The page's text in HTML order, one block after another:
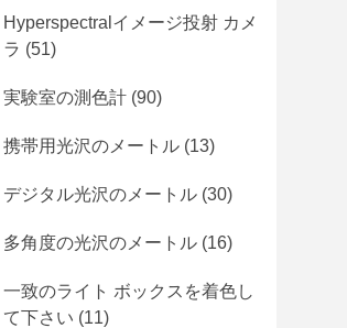
Hyperspectralイメージ投射 カメ
ラ (51)
実験室の測色計 (90)
携帯用光沢のメートル (13)
デジタル光沢のメートル (30)
多角度の光沢のメートル (16)
一致のライト ボックスを着色し
て下さい (11)